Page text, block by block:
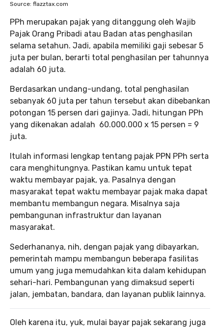
Source: flazztax.com
PPh merupakan pajak yang ditanggung oleh Wajib
Pajak Orang Pribadi atau Badan atas penghasilan
selama setahun. Jadi, apabila memiliki gaji sebesar 5
juta per bulan, berarti total penghasilan per tahunnya
adalah 60 juta.
Berdasarkan undang-undang, total penghasilan
sebanyak 60 juta per tahun tersebut akan dibebankan
potongan 15 persen dari gajinya. Jadi, hitungan PPh
yang dikenakan adalah 60.000.000 x 15 persen = 9
juta.
Itulah informasi lengkap tentang pajak PPN PPh serta
cara menghitungnya. Pastikan kamu untuk tepat
waktu membayar pajak, ya. Pasalnya dengan
masyarakat tepat waktu membayar pajak maka dapat
membantu membangun negara. Misalnya saja
pembangunan infrastruktur dan layanan
masyarakat.
Sederhananya, nih, dengan pajak yang dibayarkan,
pemerintah mampu membangun beberapa fasilitas
umum yang juga memudahkan kita dalam kehidupan
sehari-hari. Pembangunan yang dimaksud seperti
jalan, jembatan, bandara, dan layanan publik lainnya.
Oleh karena itu, yuk, mulai bayar pajak sekarang juga